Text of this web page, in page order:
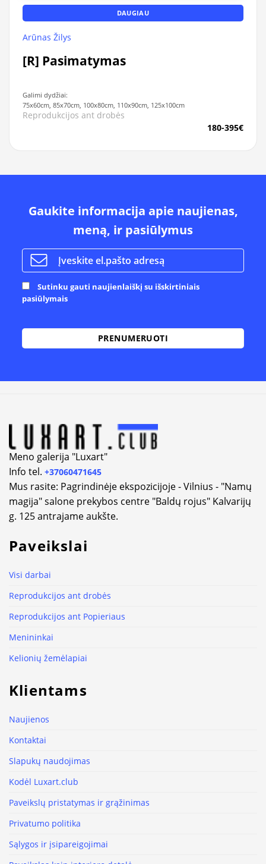
DAUGIAU
Arūnas Žilys
[R] Pasimatymas
Galimi dydžiai:
75x60cm, 85x70cm, 100x80cm, 110x90cm, 125x100cm
Reprodukcijos ant drobės
180-395€
Gaukite informacija apie naujienas,
meną, ir pasiūlymus
Sutinku gauti naujienlaiškį su išskirtiniais
pasiūlymais
Meno galerija "Luxart"
Info tel. +37060471645
Mus rasite: Pagrindinėje ekspozicijoje - Vilnius - "Namų
magija" salone prekybos centre "Baldų rojus" Kalvarijų
g. 125 antrajame aukšte.
Paveikslai
Visi darbai
Reprodukcijos ant drobės
Reprodukcijos ant Popieriaus
Menininkai
Kelionių žemėlapiai
Klientams
Naujienos
Kontaktai
Slapukų naudojimas
Kodėl Luxart.club
Paveikslų pristatymas ir grąžinimas
Privatumo politika
Sąlygos ir įsipareigojimai